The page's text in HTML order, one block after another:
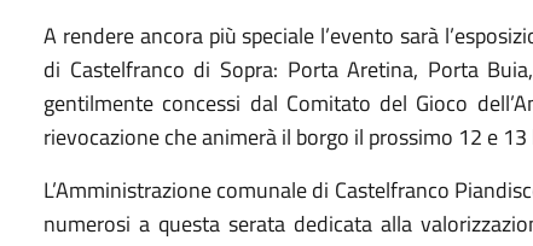
A rendere ancora più speciale l’evento sarà
di Castelfranco di Sopra: Porta Aretina, Porta
gentilmente concessi dal Comitato del Gioco
rievocazione che animerà il borgo il prossimo 12 e 13
L’Amministrazione comunale di Castelfranco
numerosi a questa serata dedicata alla